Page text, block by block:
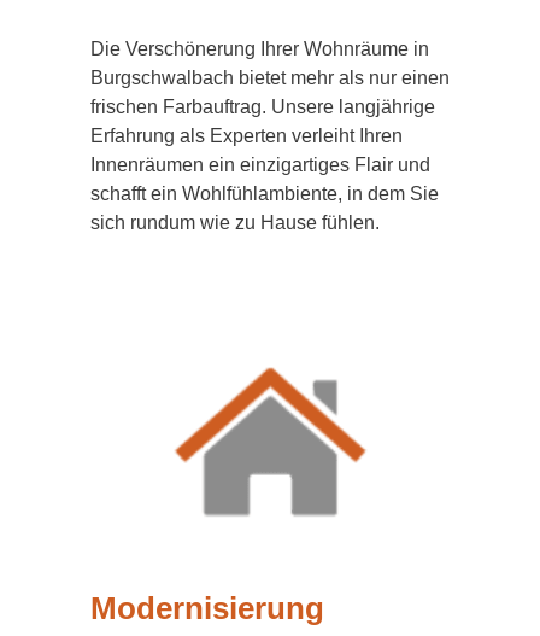
Die Verschönerung Ihrer Wohnräume in
Burgschwalbach bietet mehr als nur einen
frischen Farbauftrag. Unsere langjährige
Erfahrung als Experten verleiht Ihren
Innenräumen ein einzigartiges Flair und
schafft ein Wohlfühlambiente, in dem Sie
sich rundum wie zu Hause fühlen.
Modernisierung